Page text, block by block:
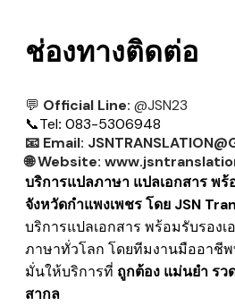
ช่องทางติดต่อ
💬 Official Line: @JSN23
📞Tel: 083-5306948
📧 Email:
🌐Website:
บริการแปลภาษา แปลเอกสาร พร้
จังหวัดกำแพงเพชร โดย JSN
บริการแปลเอกสาร พร้อมรับรองเ
ภาษาทั่วโลก โดยทีมงานมืออาชี
มั่นให้บริการที่ ถูกต้อง แม่นยำ รว
สากล